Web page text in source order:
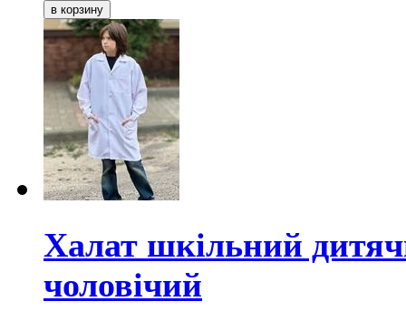
Халат шкільний
чоловічий